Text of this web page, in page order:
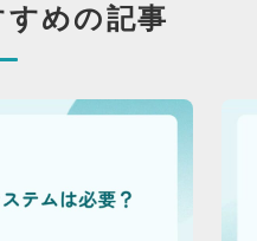
めの記事